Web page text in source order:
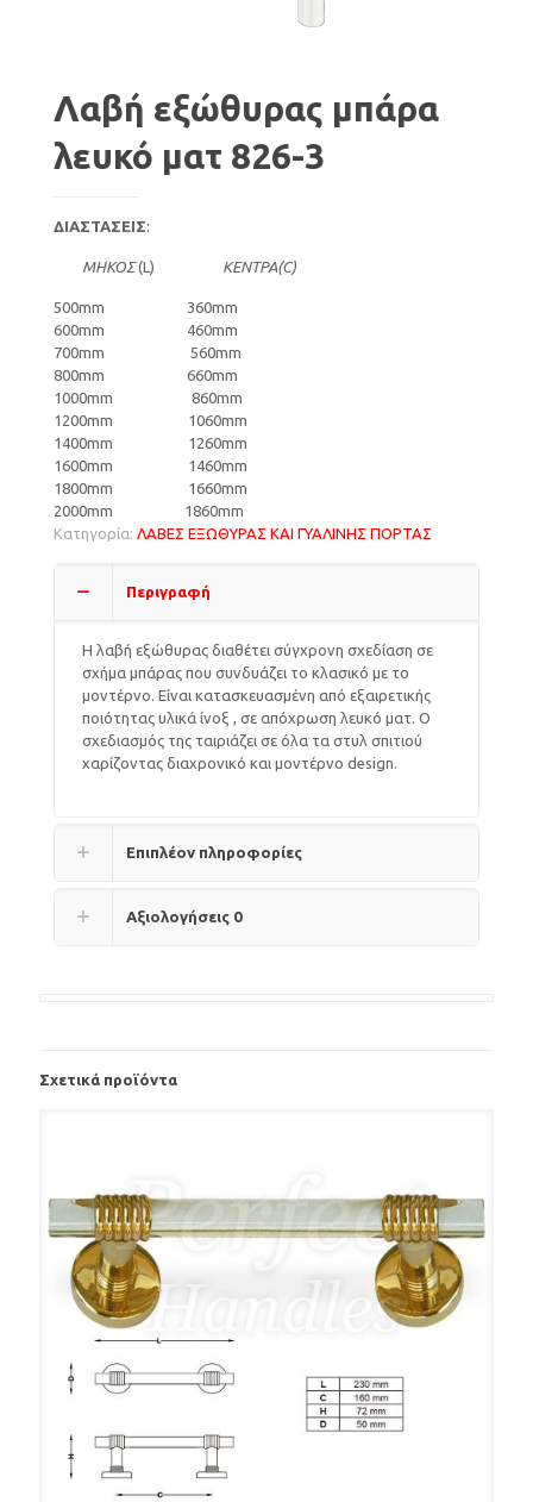
Λαβή εξώθυρας μπάρα
λευκό ματ 826-3
ΔΙΑΣΤΑΣΕΙΣ:
ΜΗΚΟΣ(L) ΚΕΝΤΡΑ(C)
500mm 360mm
600mm 460mm
700mm 560mm
800mm 660mm
1000mm 860mm
1200mm 1060mm
1400mm 1260mm
1600mm 1460mm
1800mm 1660mm
2000mm 1860mm
Κατηγορία: ΛΑΒΕΣ ΕΞΩΘΥΡΑΣ ΚΑΙ ΓΥΑΛΙΝΗΣ ΠΟΡΤΑΣ
Περιγραφή
Η λαβή εξώθυρας διαθέτει σύγχρονη σχεδίαση σε
σχήμα μπάρας που συνδυάζει το κλασικό με το
μοντέρνο. Είναι κατασκευασμένη από εξαιρετικής
ποιότητας υλικά ίνοξ , σε απόχρωση λευκό ματ. Ο
σχεδιασμός της ταιριάζει σε όλα τα στυλ σπιτιού
χαρίζοντας διαχρονικό και μοντέρνο design.
Επιπλέον πληροφορίες
Αξιολογήσεις 0
Σχετικά προϊόντα